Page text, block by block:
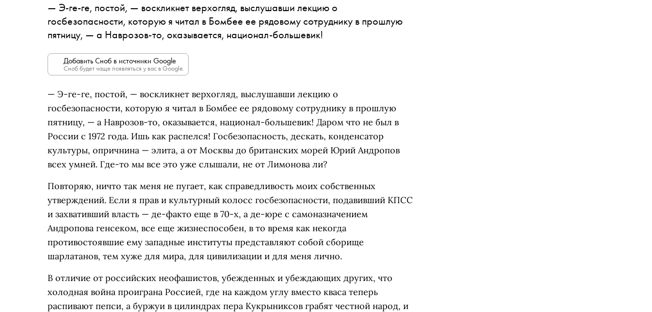
— Э-ге-ге, постой, — воскликнет верхогляд, выслушавши лекцию о
госбезопасности, которую я читал в Бомбее ее рядовому сотруднику в прошлую
пятницу, — а Наврозов-то, оказывается, национал-большевик!
Добавить Сноб в источники Google
Сноб будет чаще появляться у вас в Google.
— Э-ге-ге, постой, — воскликнет верхогляд, выслушавши лекцию о
госбезопасности, которую я читал в Бомбее ее рядовому сотруднику в прошлую
пятницу, — а Наврозов-то, оказывается, национал-большевик! Даром что не был в
России с 1972 года. Ишь как распелся! Госбезопасность, дескать, конденсатор
культуры, опричнина — элита, а от Москвы до британских морей Юрий Андропов
всех умней. Где-то мы все это уже слышали, не от Лимонова ли?
Повторяю, ничто так меня не пугает, как справедливость моих собственных
утверждений. Если я прав и культурный колосс госбезопасности, подавивший КПСС
и захвативший власть — де-факто еще в 70-х, а де-юре с самоназначением
Андропова генсеком, все еще жизнеспособен, в то время как некогда
противостоявшие ему западные институты представляют собой сборище
шарлатанов, тем хуже для мира, для цивилизации и для меня лично.
В отличие от российских неофашистов, убежденных и убеждающих других, что
холодная война проиграна Россией, где на каждом углу вместо кваса теперь
распивают пепси, а буржуи в цилиндрах пера Кукрыниксов грабят честной народ, и